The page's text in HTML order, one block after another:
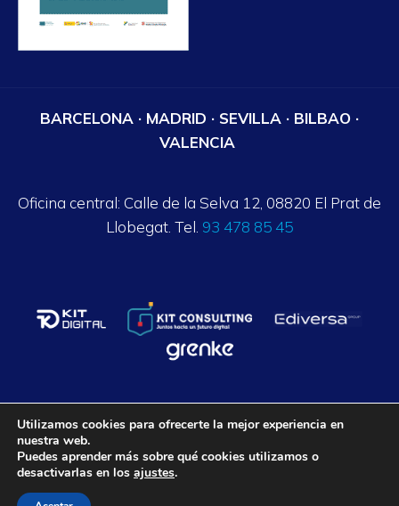
BARCELONA · MADRID · SEVILLA · BILBAO ·
VALENCIA
Oficina central: Calle de la Selva 12, 08820 El Prat de
Llobegat. Tel. 93 478 85 45
Axalpha Consulting ©
Aviso legal
Política de privacidad
Política de Cookies
Utilizamos cookies para ofrecerte la mejor experiencia en
nuestra web.
Puedes aprender más sobre qué cookies utilizamos o
desactivarlas en los ajustes.